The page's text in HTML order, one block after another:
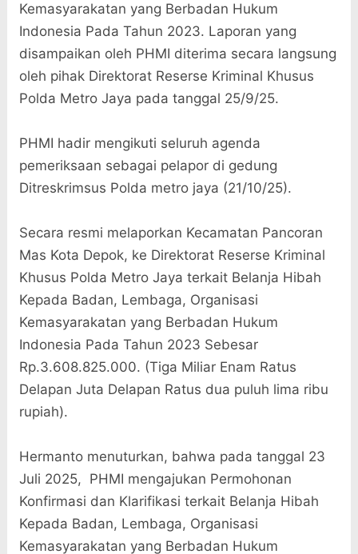
Kemasyarakatan yang Berbadan Hukum
Indonesia Pada Tahun 2023. Laporan yang
disampaikan oleh PHMI diterima secara langsung
oleh pihak Direktorat Reserse Kriminal Khusus
Polda Metro Jaya pada tanggal 25/9/25.
PHMI hadir mengikuti seluruh agenda
pemeriksaan sebagai pelapor di gedung
Ditreskrimsus Polda metro jaya (21/10/25).
Secara resmi melaporkan Kecamatan Pancoran
Mas Kota Depok, ke Direktorat Reserse Kriminal
Khusus Polda Metro Jaya terkait Belanja Hibah
Kepada Badan, Lembaga, Organisasi
Kemasyarakatan yang Berbadan Hukum
Indonesia Pada Tahun 2023 Sebesar
Rp.3.608.825.000. (Tiga Miliar Enam Ratus
Delapan Juta Delapan Ratus dua puluh lima ribu
rupiah).
Hermanto menuturkan, bahwa pada tanggal 23
Juli 2025, PHMI mengajukan Permohonan
Konfirmasi dan Klarifikasi terkait Belanja Hibah
Kepada Badan, Lembaga, Organisasi
Kemasyarakatan yang Berbadan Hukum